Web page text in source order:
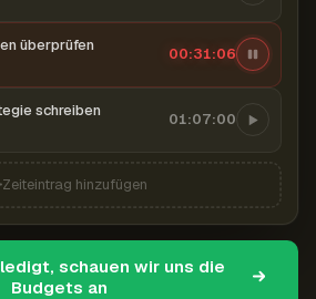
überprüfen 00:31:07
schreiben 01:07:00
Zeiteintrag hinzufügen
schauen wir uns die
Budgets an